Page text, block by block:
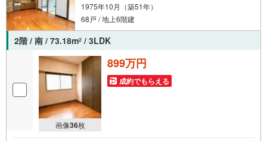
1975年10月（築51年）
68戸 / 地上6階建
2階 / 南 / 73.18m2 / 3LDK
画像36枚
899万円
成約でもらえる